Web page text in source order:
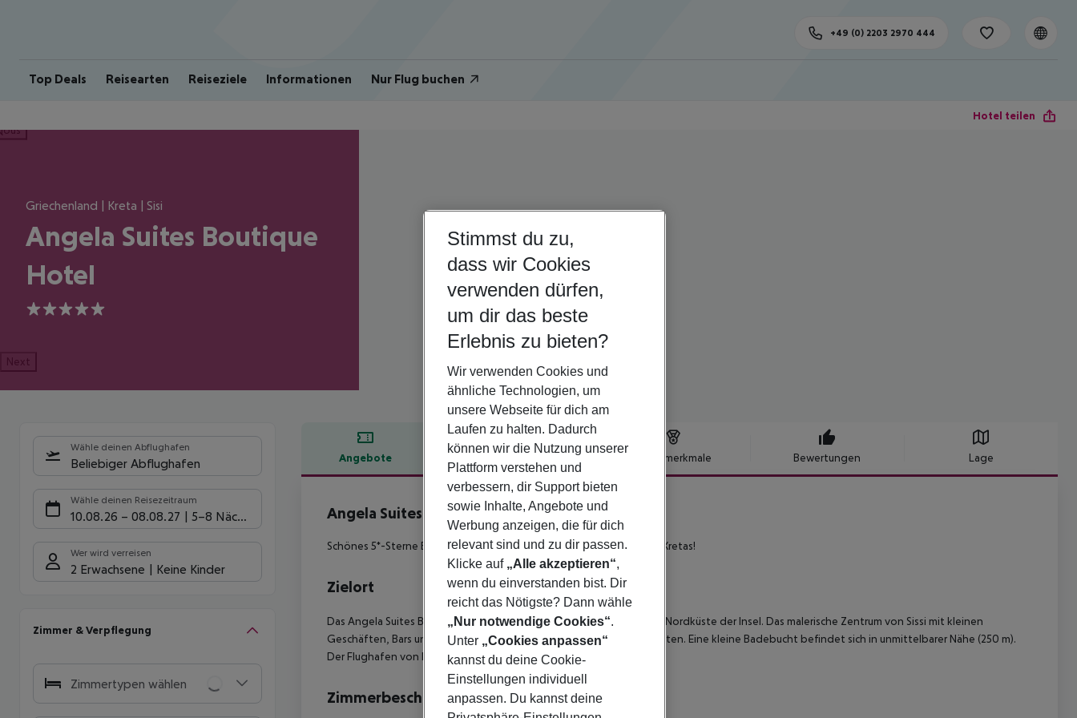
Top Deals Reisearten Reiseziele Informationen Nur Flug buchen
+49 (0) 2203 2970 444
Hotel teilen
Griechenland | Kreta | Sisi
Angela Suites Boutique
Hotel
5
Next
Wähle deinen Abflughafen
Beliebiger Abflughafen
Wähle deinen Reisezeitraum
10.08.26 – 08.08.27 5-8 Nächte
Wer wird verreisen
2 Erwachsene Keine Kinder
Zimmer & Verpflegung
Zimmertypen wählen
Angebote Hotelmerkmale Bewertungen Lage
Hotelbeschreibung
Angela Suites Boutique Hotel
5
Schönes 5*-Sterne Boutique Hotel, ideal gelegen an der Nordküste Kretas!
Zielort
Das Angela Suites Boutique befindet sich im Fischerdorf Sissi, an der Nordküste der Insel. Das malerische Zentrum von Sissi mit kleinen
Geschäften, Bars und Tavernen erreichen Sie nach wenigen Gehminuten. Eine kleine Badebucht befindet sich in unmittelbarer Nähe (250 m).
Der Flughafen von Heraklion liegt in ca. 38 km Entfernung.
Zimmerbeschreibung
Stimmst du zu,
dass wir Cookies
verwenden dürfen,
um dir das beste
Erlebnis zu bieten?
Wir verwenden Cookies und
ähnliche Technologien, um
unsere Webseite für dich am
Laufen zu halten. Dadurch
können wir die Nutzung unserer
Plattform verstehen und
verbessern, dir Support bieten
sowie Inhalte, Angebote und
Werbung anzeigen, die für dich
relevant sind und zu dir passen.
Klicke auf „Alle akzeptieren“,
wenn du einverstanden bist. Dir
reicht das Nötigste? Dann wähle
„Nur notwendige Cookies“.
Unter „Cookies anpassen“
kannst du deine Cookie-
Einstellungen individuell
anpassen. Du kannst deine